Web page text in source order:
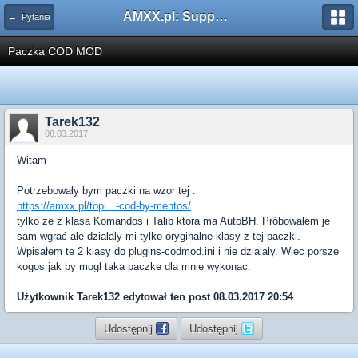
← Pytania AMXX.pl: Support AMX Mod X i SourceMod
Paczka COD MOD
Tarek132
08.03.2017
Witam
Potrzebowały bym paczki na wzor tej :
https://amxx.pl/topi...-cod-by-mentos/
tylko ze z klasa Komandos i Talib ktora ma AutoBH. Próbowałem je
sam wgrać ale dzialaly mi tylko oryginalne klasy z tej paczki.
Wpisałem te 2 klasy do plugins-codmod.ini i nie dzialaly. Wiec porsze
kogos jak by mogl taka paczke dla mnie wykonac.
Użytkownik Tarek132 edytował ten post 08.03.2017 20:54
Udostępnij Udostępnij